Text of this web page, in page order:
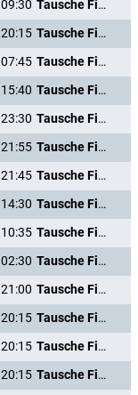
09:30
Tausche Firma gegen Haushalt
20:15
Tausche Firma gegen Haushalt
07:45
Tausche Firma gegen Haushalt
15:40
Tausche Firma gegen Haushalt
23:30
Tausche Firma gegen Haushalt
21:55
Tausche Firma gegen Haushalt
21:45
Tausche Firma gegen Haushalt
14:30
Tausche Firma gegen Haushalt
10:35
Tausche Firma gegen Haushalt
02:30
Tausche Firma gegen Haushalt
21:00
Tausche Firma gegen Haushalt
20:15
Tausche Firma gegen Haushalt
20:15
Tausche Firma gegen Haushalt
20:15
Tausche Firma gegen Haushalt